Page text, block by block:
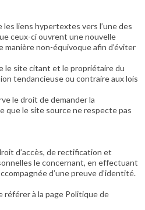
liens hypertextes vers l’une des
ceux-ci ouvrent une nouvelle
non-équivoque afin d’éviter
le site citant et le propriétaire du
tendancieuse ou contraire aux lois
le droit de demander la
que le site source ne respecte pas
d’accès, de rectification et
le concernant, en effectuant
d’une preuve d’identité.
à la page Politique de